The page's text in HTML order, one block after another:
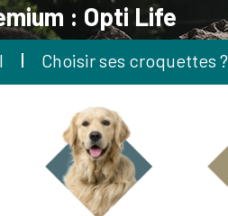
: Opti Life
Choisir ses croquettes ?